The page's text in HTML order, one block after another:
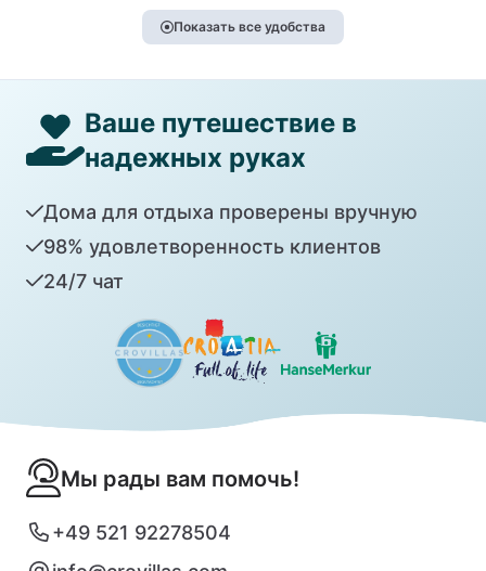
Показать все удобства
Ваше путешествие в
надежных руках
Дома для отдыха проверены вручную
98% удовлетворенность клиентов
24/7 чат
Мы рады вам помочь!
+49 521 92278504